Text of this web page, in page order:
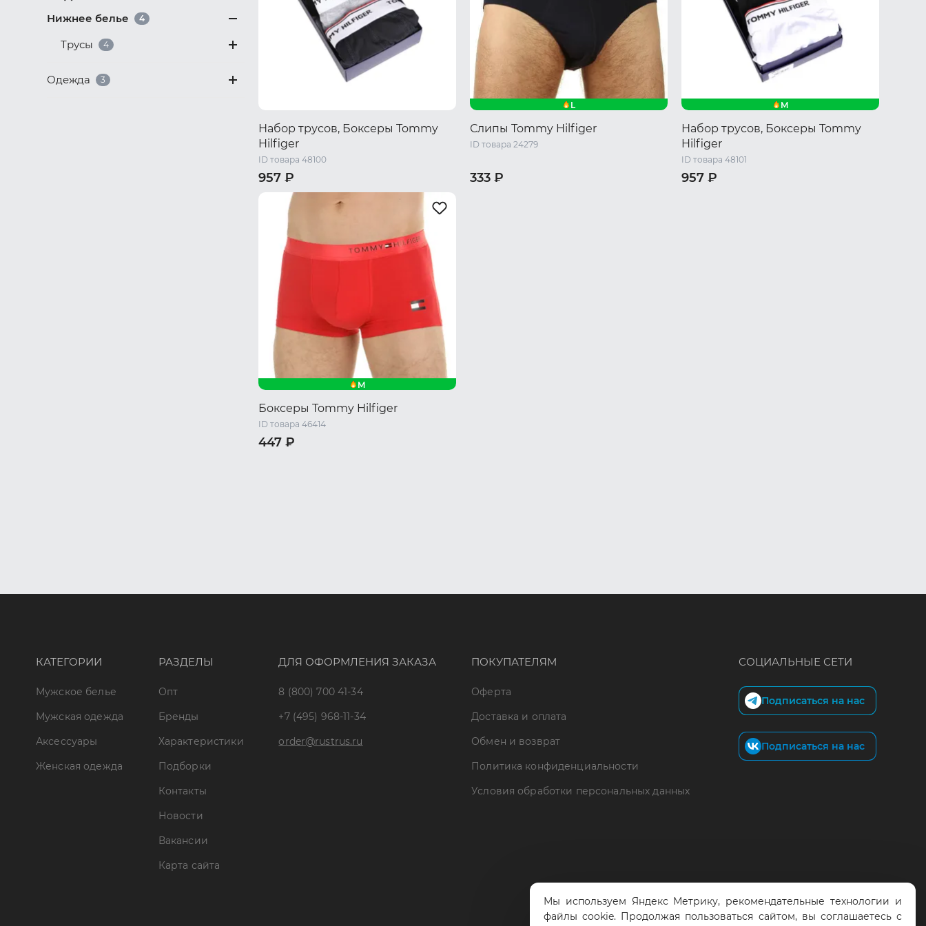
Нижнее белье
4
Трусы 4
Одежда 3
Набор трусов, Боксеры Tommy
Hilfiger
ID товара 48100
957 ₽
L
Слипы Tommy Hilfiger
ID товара 24279
333 ₽
M
Набор трусов, Боксеры Tommy
Hilfiger
ID товара 48101
957 ₽
M
Боксеры Tommy Hilfiger
ID товара 46414
447 ₽
КАТЕГОРИИ
Мужское белье
Мужская одежда
Аксессуары
Женская одежда
РАЗДЕЛЫ
Опт
Бренды
Характеристики
Подборки
Контакты
Новости
Вакансии
Карта сайта
ДЛЯ ОФОРМЛЕНИЯ ЗАКАЗА
8 (800) 700 41-34
+7 (495) 968-11-34
order@rustrus.ru
ПОКУПАТЕЛЯМ
Оферта
Доставка и оплата
Обмен и возврат
Политика конфиденциальности
Условия обработки персональных данных
СОЦИАЛЬНЫЕ СЕТИ
Подписаться на нас
Подписаться на нас
Мы используем Яндекс Метрику, рекомендательные технологии и
файлы cookie. Продолжая пользоваться сайтом, вы соглашаетесь с